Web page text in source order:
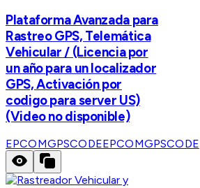
Plataforma Avanzada para
Rastreo GPS, Telemática
Vehicular / (Licencia por
un año para un localizador
GPS, Activación por
codigo para server US)
(Video no disponible)
EPCOMGPSCODEEPCOMGPSCODE